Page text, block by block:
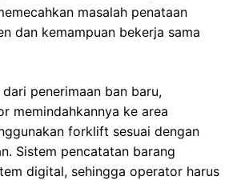
masalah penataan
dan kemampuan bekerja sama
penerimaan ban baru,
memindahkannya ke area
forklift sesuai dengan
Sistem pencatatan barang
digital, sehingga operator harus